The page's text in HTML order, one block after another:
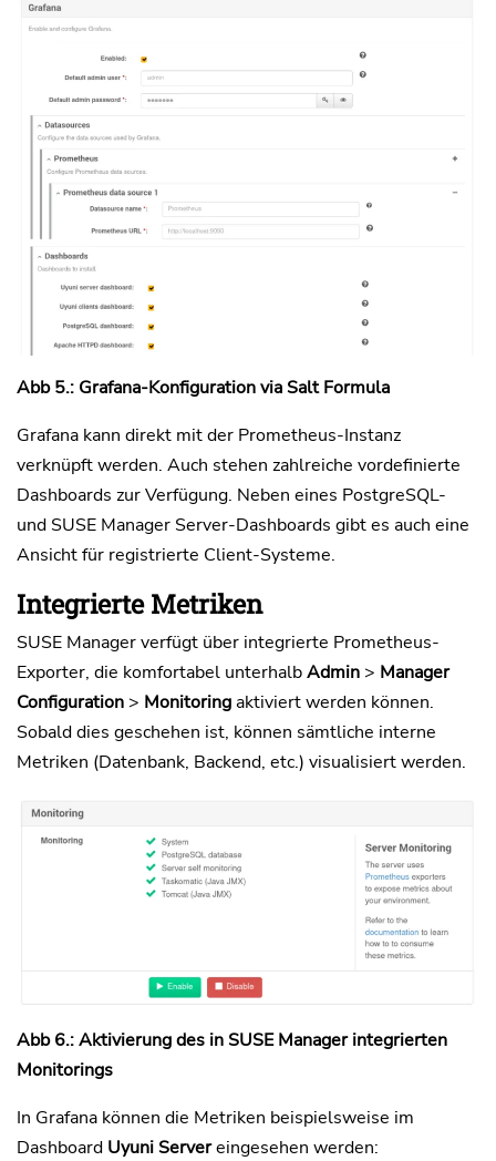
Abb 5.: Grafana-Konfiguration via Salt Formula
Grafana kann direkt mit der Prometheus-Instanz
verknüpft werden. Auch stehen zahlreiche vordefinierte
Dashboards zur Verfügung. Neben eines PostgreSQL-
und SUSE Manager Server-Dashboards gibt es auch eine
Ansicht für registrierte Client-Systeme.
Integrierte Metriken
SUSE Manager verfügt über integrierte Prometheus-
Exporter, die komfortabel unterhalbAdmin > Manager
Configuration > Monitoringaktiviert werden können.
Sobald dies geschehen ist, können sämtliche interne
Metriken (Datenbank, Backend, etc.) visualisiert werden.
Abb 6.: Aktivierung des in SUSE Manager integrierten
Monitorings
In Grafana können die Metriken beispielsweise im
Dashboard Uyuni Servereingesehen werden: